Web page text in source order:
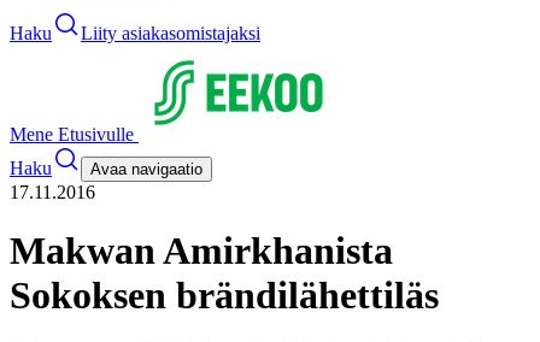
Haku Liity asiakasomistajaksi
Mene Etusivulle
Haku
Avaa navigaatio
17.11.2016
Makwan Amirkhanista
Sokoksen brändilähettiläs